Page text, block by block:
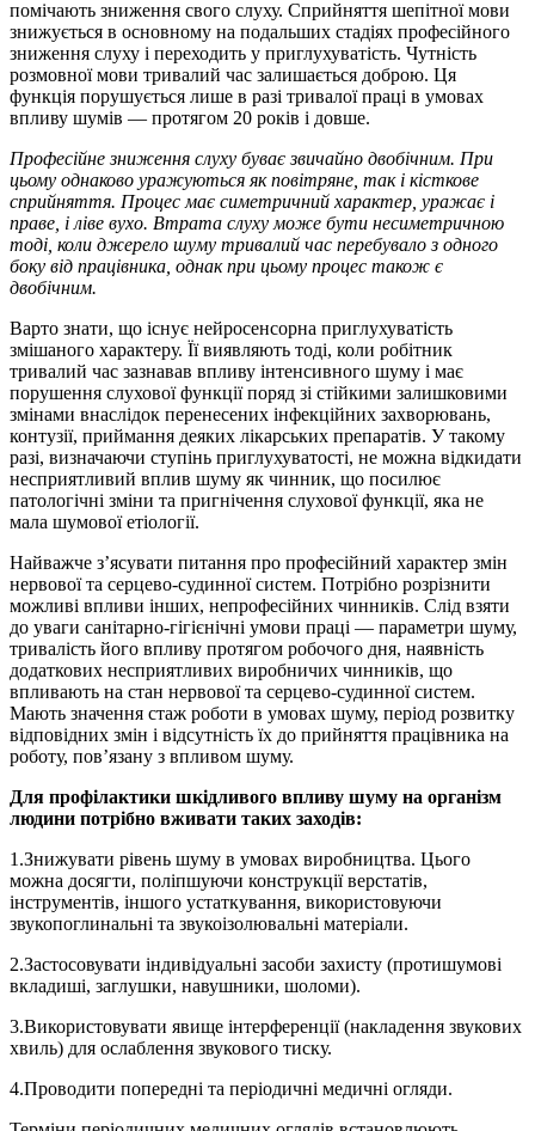
помічають зниження свого слуху. Сприйняття шепітної мови
знижується в основному на подальших стадіях професійного
зниження слуху і переходить у приглухуватість. Чутність
розмовної мови тривалий час залишається доброю. Ця
функція порушується лише в разі тривалої праці в умовах
впливу шумів — протягом 20 років і довше.
Професійне зниження слуху буває звичайно двобічним. При
цьому однаково уражуються як повітряне, так і кісткове
сприйняття. Процес має симетричний характер, уражає і
праве, і ліве вухо. Втрата слуху може бути несиметричною
тоді, коли джерело шуму тривалий час перебувало з одного
боку від працівника, однак при цьому процес також є
двобічним.
Варто знати, що існує нейросенсорна приглухуватість
змішаного характеру. Її виявляють тоді, коли робітник
тривалий час зазнавав впливу інтенсивного шуму і має
порушення слухової функції поряд зі стійкими залишковими
змінами внаслідок перенесених інфекційних захворювань,
контузії, приймання деяких лікарських препаратів. У такому
разі, визначаючи ступінь приглухуватості, не можна відкидати
несприятливий вплив шуму як чинник, що посилює
патологічні зміни та пригнічення слухової функції, яка не
мала шумової етіології.
Найважче з’ясувати питання про професійний характер змін
нервової та серцево-судинної систем. Потрібно розрізнити
можливі впливи інших, непрофесійних чинників. Слід взяти
до уваги санітарно-гігієнічні умови праці — параметри шуму,
тривалість його впливу протягом робочого дня, наявність
додаткових несприятливих виробничих чинників, що
впливають на стан нервової та серцево-судинної систем.
Мають значення стаж роботи в умовах шуму, період розвитку
відповідних змін і відсутність їх до прийняття працівника на
роботу, пов’язану з впливом шуму.
Для профілактики шкідливого впливу шуму на організм
людини потрібно вживати таких заходів:
1.Знижувати рівень шуму в умовах виробництва. Цього
можна досягти, поліпшуючи конструкції верстатів,
інструментів, іншого устаткування, використовуючи
звукопоглинальні та звукоізолювальні матеріали.
2.Застосовувати індивідуальні засоби захисту (протишумові
вкладиші, заглушки, навушники, шоломи).
3.Використовувати явище інтерференції (накладення звукових
хвиль) для ослаблення звукового тиску.
4.Проводити попередні та періодичні медичні огляди.